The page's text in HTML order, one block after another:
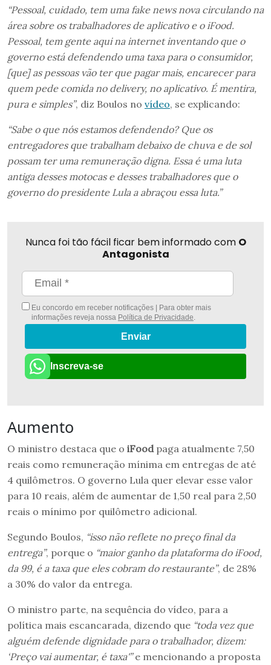
“Pessoal, cuidado, tem uma fake news nova circulando na
área sobre os trabalhadores de aplicativo e o iFood.
Pessoal, tem gente aqui na internet inventando que o
governo está defendendo uma taxa para o consumidor,
[que] as pessoas vão ter que pagar mais, encarecer para
quem pede comida no delivery, no aplicativo. É mentira,
pura e simples”, diz Boulos no vídeo, se explicando:
“Sabe o que nós estamos defendendo? Que os
entregadores que trabalham debaixo de chuva e de sol
possam ter uma remuneração digna. Essa é uma luta
antiga desses motocas e desses trabalhadores que o
governo do presidente Lula a abraçou essa luta.”
Nunca foi tão fácil ficar bem informado com O
Antagonista
Eu concordo em receber notificações | Para obter mais
informações reveja nossa Política de Privacidade
Enviar
Inscreva-se
Aumento
O ministro destaca que o iFood paga atualmente 7,50
reais como remuneração mínima em entregas de até
4 quilômetros. O governo Lula quer elevar esse valor
para 10 reais, além de aumentar de 1,50 real para 2,50
reais o mínimo por quilômetro adicional.
Segundo Boulos, “isso não reflete no preço final da
entrega”, porque o “maior ganho da plataforma do iFood,
da 99, é a taxa que eles cobram do restaurante”, de 28%
a 30% do valor da entrega.
O ministro parte, na sequência do vídeo, para a
política mais escancarada, dizendo que “toda vez que
alguém defende dignidade para o trabalhador, dizem:
‘Preço vai aumentar, é taxa'”e mencionando a proposta